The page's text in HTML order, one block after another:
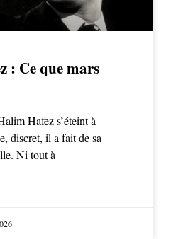
: Ce que mars
Hafez s’éteint à
discret, il a fait de sa
Ni tout à